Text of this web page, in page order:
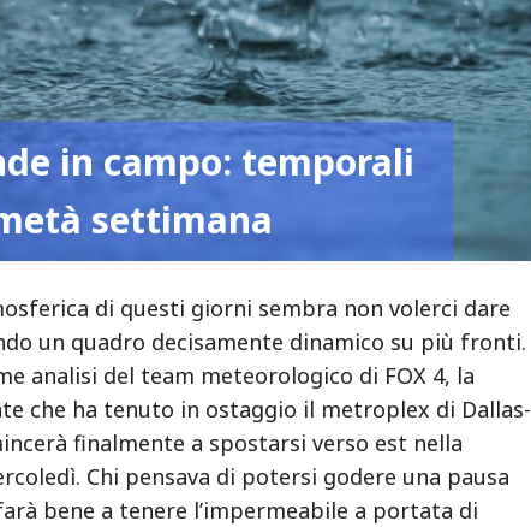
in campo: temporali
settimana
di questi giorni sembra non volerci dare
un quadro decisamente dinamico su più fronti.
analisi del team meteorologico di FOX 4, la
che ha tenuto in ostaggio il metroplex di Dallas-
finalmente a spostarsi verso est nella
Chi pensava di potersi godere una pausa
bene a tenere l’impermeabile a portata di